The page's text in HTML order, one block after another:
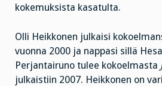
kokemuksista kasatulta.
Olli Heikkonen julkaisi
vuonna 2000 ja nappasi sillä
Perjantairuno tulee kokoelmasta
julkaistiin 2007. Heikkonen on